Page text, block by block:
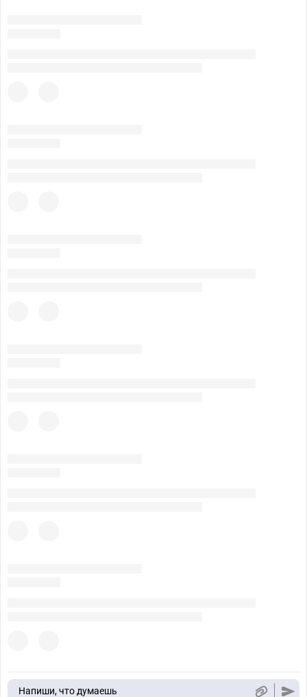
Напиши, что думаешь